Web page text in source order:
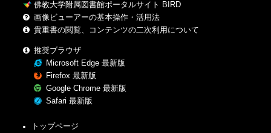
佛教大学附属図書館ポータルサイト BIRD
画像ビューアーの基本操作・活用法
貴重書の閲覧、コンテンツの二次利用について
推奨ブラウザ
Microsoft Edge 最新版
Firefox 最新版
Google Chrome 最新版
Safari 最新版
トップページ